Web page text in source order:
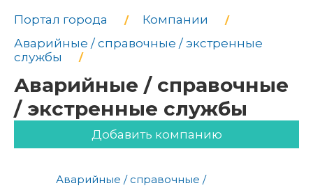
Портал города
Компании
Аварийные / справочные / экстренные
службы
Аварийные / справочные
/ экстренные службы
Добавить компанию
Аварийные / справочные /